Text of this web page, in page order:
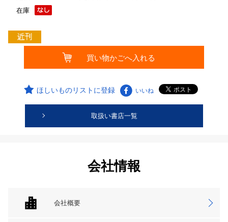
在庫
ほしいものリストに登録 いいね
取扱い書店一覧
会社情報
会社概要